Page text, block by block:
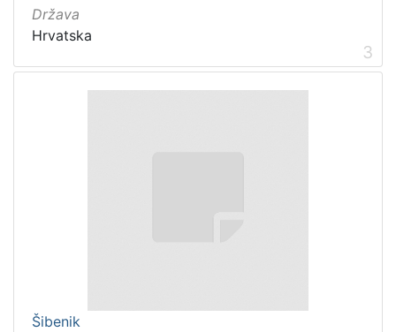
Država
Hrvatska
3
Šibenik